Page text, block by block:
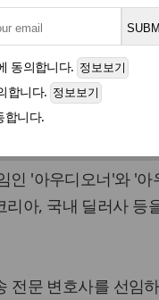
동의합니다.
합니다.
합니다.
내에서 폴크스바
인 '아우디오너'와 '아
아, 국내 딜러사 등
전문 변호사를 선임